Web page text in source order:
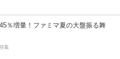
％増量！ファミマ夏の大盤振る舞
集